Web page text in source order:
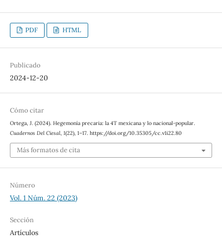
PDF HTML
Publicado
2024-12-20
Cómo citar
Ortega, J. (2024). Hegemonía precaria: la 4T mexicana y lo nacional-popular.
Cuadernos Del Ciesal, 1(22), 1–17. https://doi.org/10.35305/cc.v1i22.80
Más formatos de cita
Número
Vol. 1 Núm. 22 (2023)
Sección
Artículos